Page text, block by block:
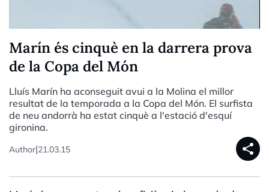
Marín és cinquè en la darrera prova
de la Copa del Món
Lluís Marín ha aconseguit avui a la Molina el millor
resultat de la temporada a la Copa del Món. El surfista
de neu andorrà ha estat cinquè a l'estació d'esquí
gironina.
Author|21.03.15 share